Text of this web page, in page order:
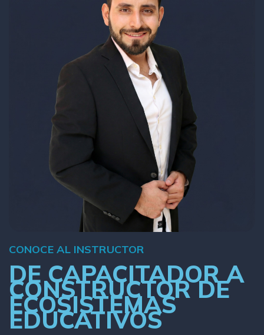
CONOCE AL INSTRUCTOR
DE CAPACITADOR A
CONSTRUCTOR DE
ECOSISTEMAS
EDUCATIVOS